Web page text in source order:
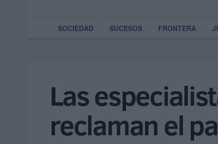
SOCIEDAD SUCESOS FRONTERA
Las
reclaman el